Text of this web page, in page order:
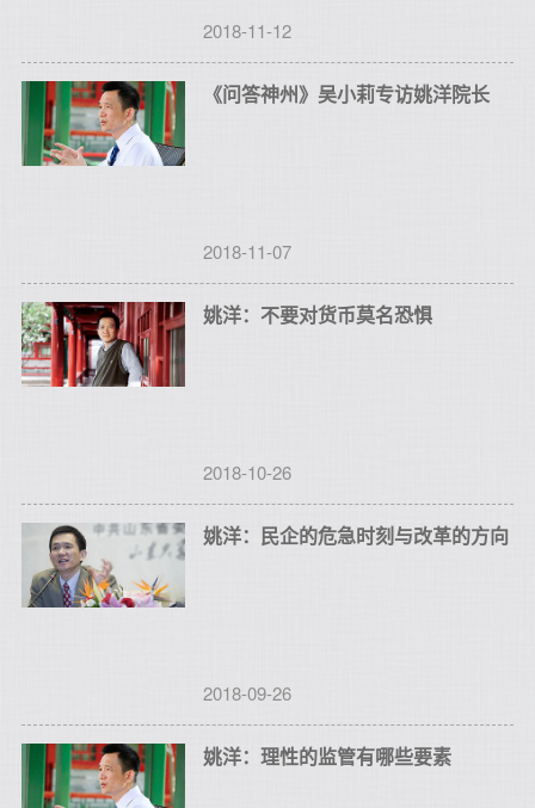
2018-11-12
《问答神州》吴小莉专访姚洋院长
2018-11-07
姚洋：不要对货币莫名恐惧
2018-10-26
姚洋：民企的危急时刻与改革的方向
2018-09-26
姚洋：理性的监管有哪些要素